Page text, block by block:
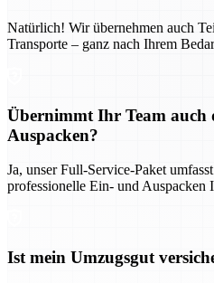
Natürlich! Wir übernehmen auch
Transporte – ganz nach Ihrem
Übernimmt Ihr Team auch
Auspacken?
Ja, unser Full-Service-Paket
professionelle Ein- und Auspacken
Ist mein Umzugsgut